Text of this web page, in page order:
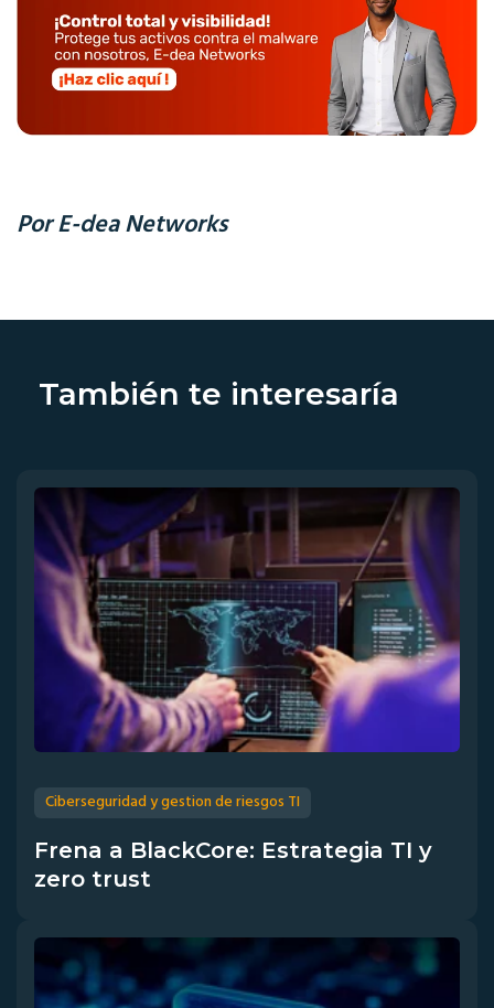
Por E-dea Networks
También te interesaría
Ciberseguridad y gestion de riesgos TI
Frena a BlackCore: Estrategia TI y
zero trust